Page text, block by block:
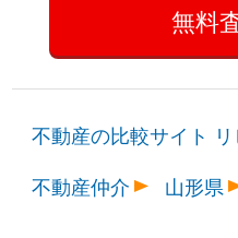
不動産の比較サイト
不動産仲介
山形県